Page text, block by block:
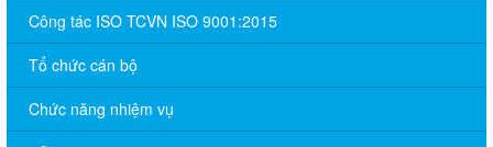
Công tác ISO TCVN ISO 9001:2015
Tổ chức cán bộ
Chức năng nhiệm vụ